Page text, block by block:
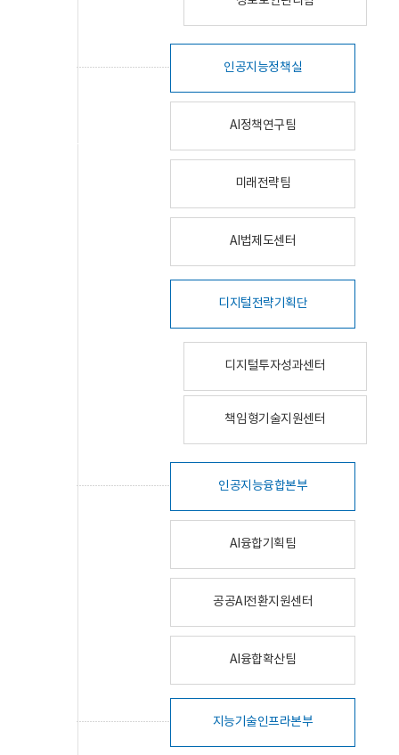
인공지능정책실
AI정책연구팀
미래전략팀
AI법제도센터
디지털전략기획단
디지털투자성과센터
책임형기술지원센터
인공지능융합본부
AI융합기획팀
공공AI전환지원센터
AI융합확산팀
지능기술인프라본부